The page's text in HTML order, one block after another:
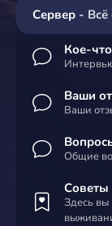
Сервер - Всё
Кое-
Ваши
Ваши
Общие
Советы
Здесь вы